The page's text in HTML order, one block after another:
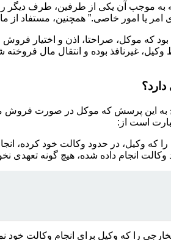
“وکالت عقدی است که به موجب آن یکی از
قانون، وکیل، تنها می تواند، اعمال در حدود وکالت خود را انجام
که موکل، صراحتا، اذن و اختیار
بوده و انتقال مال فروخته
است از:
تعهداتی را که وکیل، در حدود وکالت
انجام داده شده، هیچ گونه تعهدی
است، “تمام مخارجی را که وکیل برای